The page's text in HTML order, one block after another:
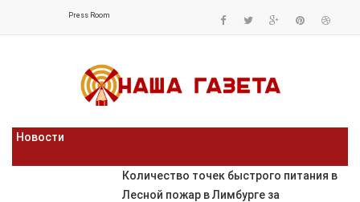
Press Room
Новости
Количество точек быстрого питания в
Лесной пожар в Лимбурге за